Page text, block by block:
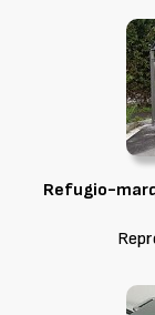
Refugio-